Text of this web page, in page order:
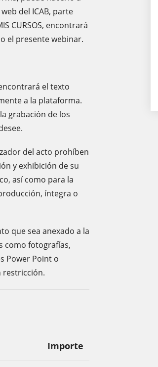
del ICAB, parte
CURSOS, encontrará
el presente webinar.
el texto
a la plataforma.
grabación de los
del acto prohíben
y exhibición de su
así como para la
íntegra o
que sea anexado a la
como fotografías,
Power Point o
restricción.
Importe